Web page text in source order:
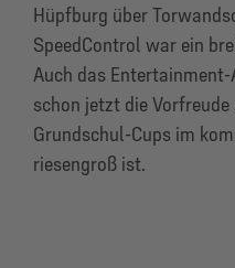
Hüpfburg über
SpeedControl war ein
Auch das
schon jetzt die
Grundschul-Cups im
riesengroß ist.